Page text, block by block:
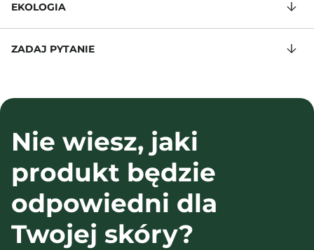
EKOLOGIA
ZADAJ PYTANIE
Nie wiesz, jaki
produkt będzie
odpowiedni dla
Twojej skóry?